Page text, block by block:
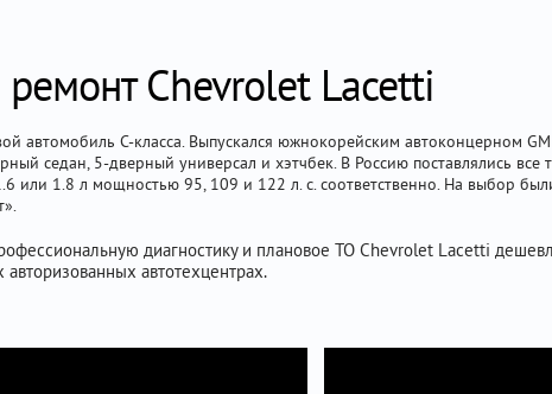
Chevrolet Lacetti
автомобиль С-класса. Выпускался южнокорейским автоконцерном
седан, 5-дверный универсал и хэтчбек. В Россию поставлялись
или 1.8 л мощностью 95, 109 и 122 л. с. соответственно. На выбор
диагностику и плановое ТО Chevrolet Lacetti
автотехцентрах.